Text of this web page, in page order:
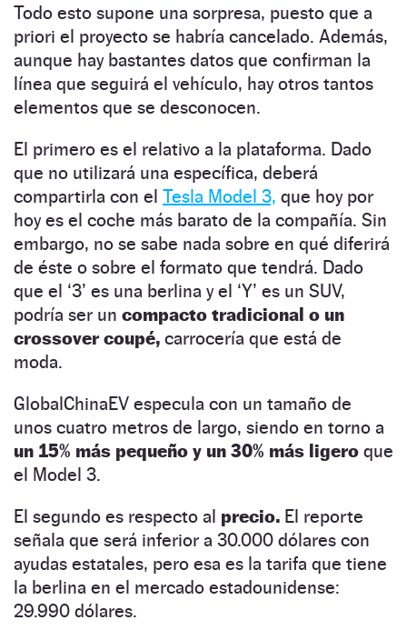
Todo esto supone una sorpresa, puesto que a
priori el proyecto se habría cancelado. Además,
aunque hay bastantes datos que confirman la
línea que seguirá el vehículo, hay otros tantos
elementos que se desconocen.
El primero es el relativo a la plataforma. Dado
que no utilizará una específica, deberá
compartirla con el Tesla Model 3, que hoy por
hoy es el coche más barato de la compañía. Sin
embargo, no se sabe nada sobre en qué diferirá
de éste o sobre el formato que tendrá. Dado
que el ‘3’ es una berlina y el ‘Y’ es un SUV,
podría ser un compacto tradicional o un
crossover coupé, carrocería que está de
moda.
GlobalChinaEV especula con un tamaño de
unos cuatro metros de largo, siendo en torno a
un 15% más pequeño y un 30% más ligero que
el Model 3.
El segundo es respecto al precio. El reporte
señala que será inferior a 30.000 dólares con
ayudas estatales, pero esa es la tarifa que tiene
la berlina en el mercado estadounidense:
29.990 dólares.